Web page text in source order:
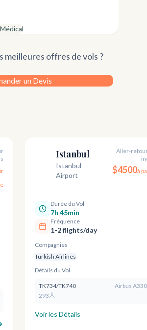
meilleures offres de vols ?
un Devis
Istanbul
Istanbul
Airport
Aller-
$4500à
Durée du Vol
7h 45min
Fréquence
1-2 flights/day
Compagnies
Turkish Airlines
Détails du Vol
TK734/TK740
Airbus
293人
Voir les Détails